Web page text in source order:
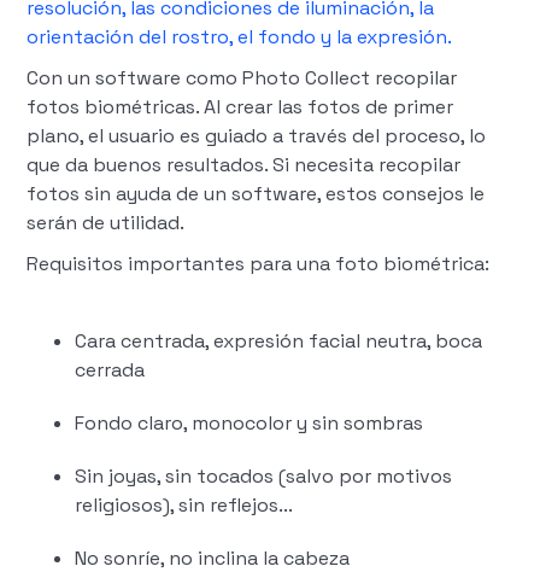
resolución, las condiciones de iluminación, la
orientación del rostro, el fondo y la expresión.
Con un software como Photo Collect recopilar
fotos biométricas. Al crear las fotos de primer
plano, el usuario es guiado a través del proceso, lo
que da buenos resultados. Si necesita recopilar
fotos sin ayuda de un software, estos consejos le
serán de utilidad.
Requisitos importantes para una foto biométrica:
Cara centrada, expresión facial neutra, boca
cerrada
Fondo claro, monocolor y sin sombras
Sin joyas, sin tocados (salvo por motivos
religiosos), sin reflejos...
No sonríe, no inclina la cabeza